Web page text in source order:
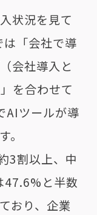
状況を見て
「会社で導
会社導入と
を合わせて
AIツールが導
。
3割以上、中
47.6%と半数
おり、企業